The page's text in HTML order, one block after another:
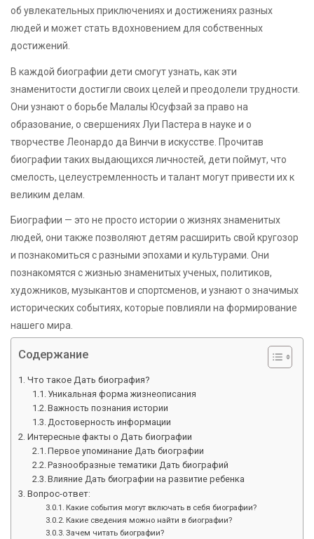
об увлекательных приключениях и достижениях разных
людей и может стать вдохновением для собственных
достижений.
В каждой биографии дети смогут узнать, как эти
знаменитости достигли своих целей и преодолели трудности.
Они узнают о борьбе Малалы Юсуфзай за право на
образование, о свершениях Луи Пастера в науке и о
творчестве Леонардо да Винчи в искусстве. Прочитав
биографии таких выдающихся личностей, дети поймут, что
смелость, целеустремленность и талант могут привести их к
великим делам.
Биографии — это не просто истории о жизнях знаменитых
людей, они также позволяют детям расширить свой кругозор
и познакомиться с разными эпохами и культурами. Они
познакомятся с жизнью знаменитых ученых, политиков,
художников, музыкантов и спортсменов, и узнают о значимых
исторических событиях, которые повлияли на формирование
нашего мира.
Содержание
Что такое Дать биография?
Уникальная форма жизнеописания
Важность познания истории
Достоверность информации
Интересные факты о Дать биографии
Первое упоминание Дать биографии
Разнообразные тематики Дать биографий
Влияние Дать биографии на развитие ребенка
Вопрос-ответ:
Какие события могут включать в себя биографии?
Какие сведения можно найти в биографии?
Зачем читать биографии?